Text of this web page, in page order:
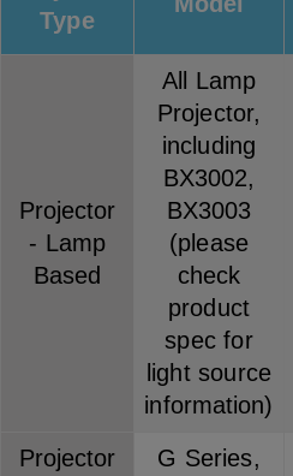
Type
Projector
- Lamp
Based
All Lamp
Projector,
including
BX3002,
BX3003
(please
check
product
spec for
light source
information)
Projector
G Series,